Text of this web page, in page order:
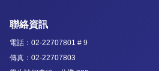
聯絡資訊
電話：02-22707801 # 9
傳真：02-22707803